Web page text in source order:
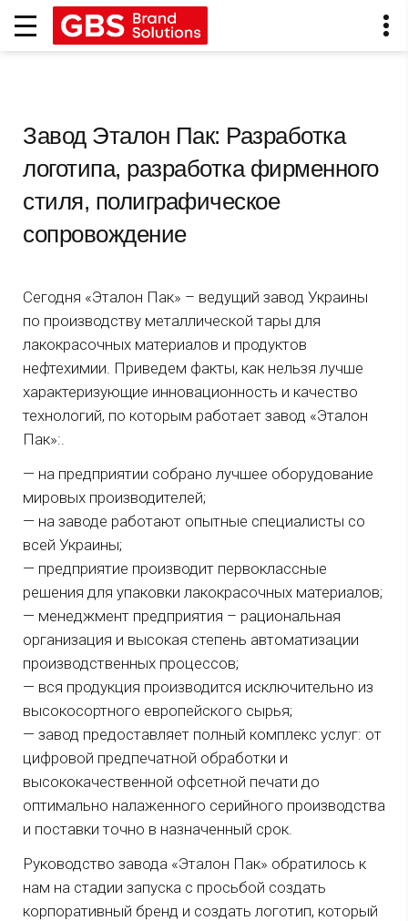
Завод Эталон Пак: Разработка
логотипа, разработка фирменного
стиля, полиграфическое
сопровождение
Сегодня «Эталон Пак» – ведущий завод Украины
по производству металлической тары для
лакокрасочных материалов и продуктов
нефтехимии. Приведем факты, как нельзя лучше
характеризующие инновационность и качество
технологий, по которым работает завод «Эталон
Пак»:.
— на предприятии собрано лучшее оборудование
мировых производителей;
— на заводе работают опытные специалисты со
всей Украины;
— предприятие производит первоклассные
решения для упаковки лакокрасочных материалов;
— менеджмент предприятия – рациональная
организация и высокая степень автоматизации
производственных процессов;
— вся продукция производится исключительно из
высокосортного европейского сырья;
— завод предоставляет полный комплекс услуг: от
цифровой предпечатной обработки и
высококачественной офсетной печати до
оптимально налаженного серийного производства
и поставки точно в назначенный срок.
Руководство завода «Эталон Пак» обратилось к
нам на стадии запуска с просьбой создать
корпоративный бренд и создать логотип, который